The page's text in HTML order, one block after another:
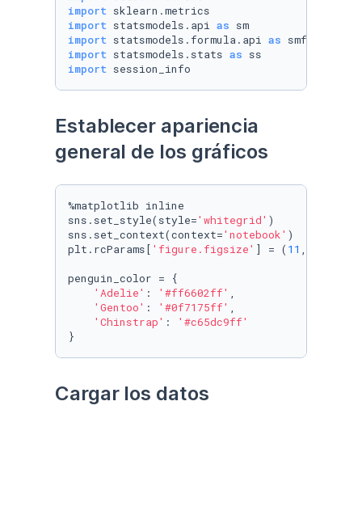
import
import statsmodels.api as
import statsmodels.formula.api as
import statsmodels.stats as
import session_info
Establecer apariencia
general de los gráficos
%matplotlib inline
sns.set_style(style='whitegrid' )
sns.set_context(context='notebook' )
plt.rcParams[ 'figure.figsize' ] = ( 11 ,
penguin_color = {
'Adelie' : '#ff6602ff' ,
'Gentoo' : '#0f7175ff' ,
'Chinstrap' :
'#c65dc9ff'
}
Cargar los datos